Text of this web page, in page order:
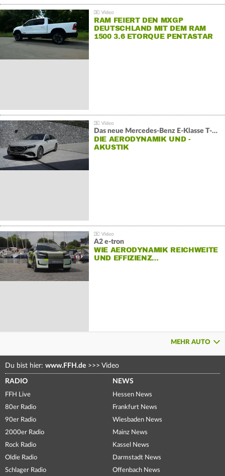
RAM FEIERT DEN MXGP
DEUTSCHLAND MIT DEM RAM
1500 3.6 ETORQUE PENTASTAR
Das neue Mercedes-Benz E-Klasse T-Modell
DIE AERODYNAMIK UND -
AKUSTIK
A2 e-tron
WIE AERODYNAMIK REICHWEITE
UND EFFIZIENZ…
MEHR AUTO
Du bist hier: www.FFH.de >>> Video
RADIO
FFH Live
80er Radio
90er Radio
2000er Radio
Rock Radio
Oldie Radio
Schlager Radio
NEWS
Hessen News
Frankfurt News
Wiesbaden News
Mainz News
Kassel News
Darmstadt News
Offenbach News